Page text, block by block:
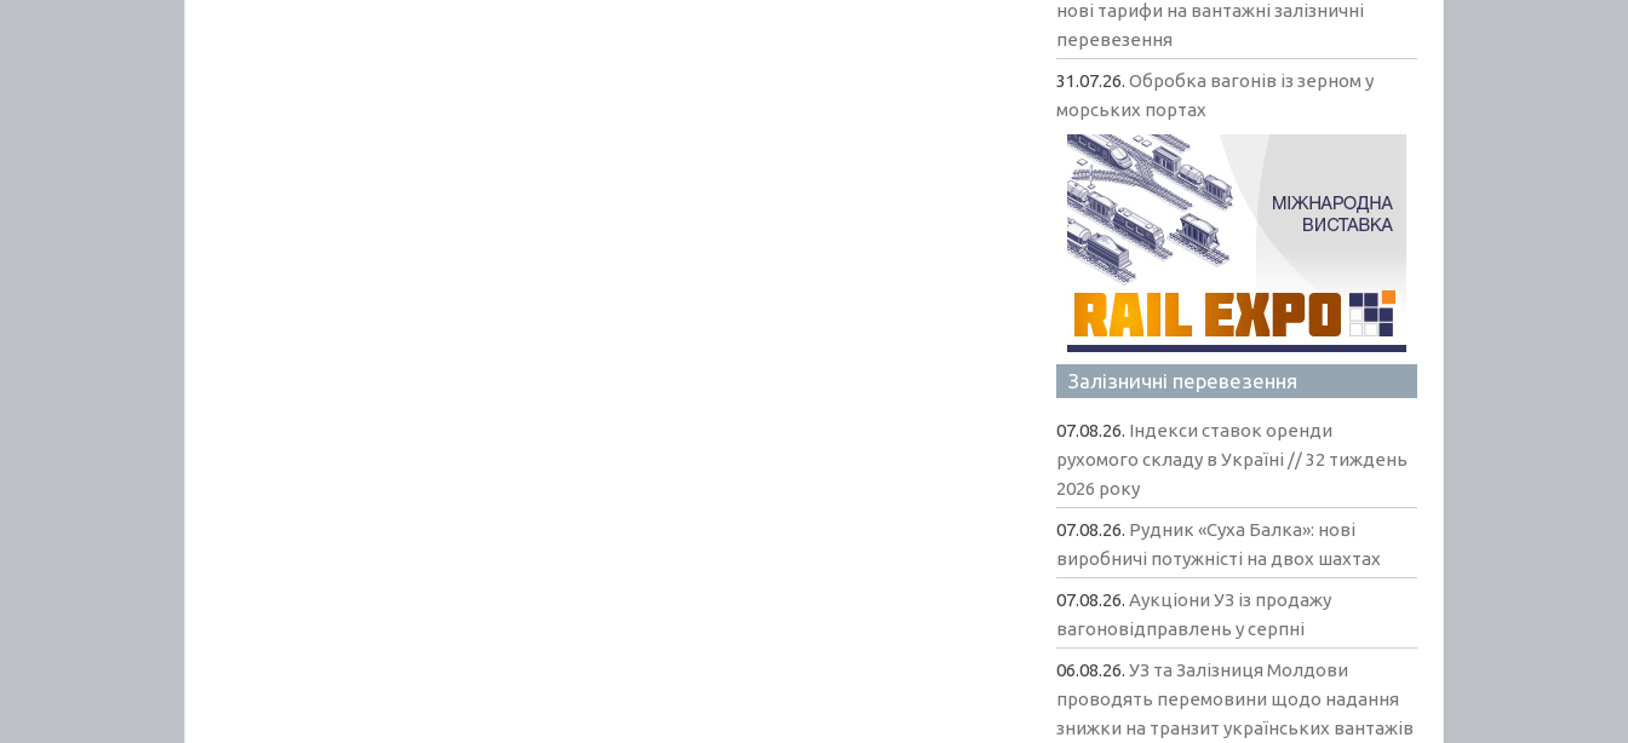
нові тарифи на вантажні залізничні
перевезення
31.07.26.Обробка вагонів із зерном у
морських портах
Залізничні перевезення
07.08.26. Індекси ставок оренди
рухомого складу в Україні // 32 тиждень
2026 року
07.08.26. Рудник «Суха Балка»: нові
виробничі потужністі на двох шахтах
07.08.26.Аукціони УЗ із продажу
вагоновідправлень у серпні
06.08.26.УЗ та Залізниця Молдови
проводять перемовини щодо надання
знижки на транзит українських вантажів